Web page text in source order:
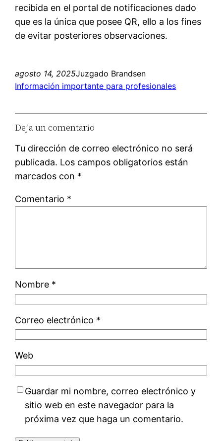
recibida en el portal de notificaciones dado
que es la única que posee QR, ello a los fines
de evitar posteriores observaciones.
agosto 14, 2025Juzgado Brandsen
Información importante para profesionales
Deja un comentario
Tu dirección de correo electrónico no será
publicada. Los campos obligatorios están
marcados con *
Comentario *
Nombre *
Correo electrónico *
Web
Guardar mi nombre, correo electrónico y
sitio web en este navegador para la
próxima vez que haga un comentario.